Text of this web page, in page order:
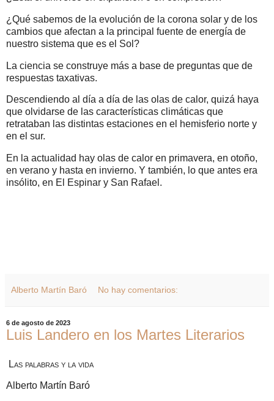
¿Qué sabemos de la evolución de la corona solar y de los
cambios que afectan a la principal fuente de energía de
nuestro sistema que es el Sol?
La ciencia se construye más a base de preguntas que de
respuestas taxativas.
Descendiendo al día a día de las olas de calor, quizá haya
que olvidarse de las características climáticas que
retrataban las distintas estaciones en el hemisferio norte y
en el sur.
En la actualidad hay olas de calor en primavera, en otoño,
en verano y hasta en invierno. Y también, lo que antes era
insólito, en El Espinar y San Rafael.
Alberto Martín Baró No hay comentarios:
6 de agosto de 2023
Luis Landero en los Martes Literarios
Las palabras y la vida
Alberto Martín Baró